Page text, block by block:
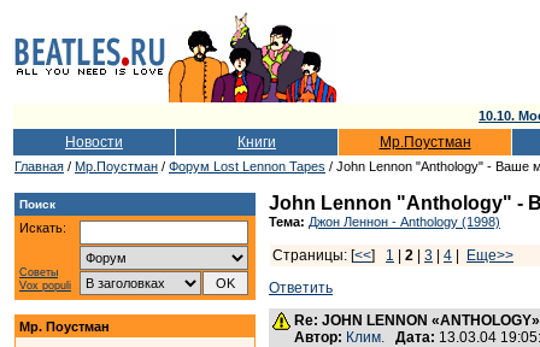
10.10.
Новости Книги Мр.Поустман
Главная / Мр.Поустман / Форум Lost Lennon Tapes / John Lennon "Anthology" - Ваше
Поиск
Искать:
Советы
Vox populi
Мр. Поустман
John Lennon "Anthology" -
Тема: Джон Леннон - Anthology (1998)
Страницы: [<<] 1 2 3 4
Еще>>
Ответить
Re: JOHN LENNON
Автор: Клим. Дата: 13.03.04